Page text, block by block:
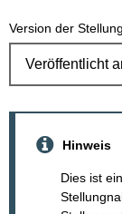
Version der
Hinweis
Dies ist